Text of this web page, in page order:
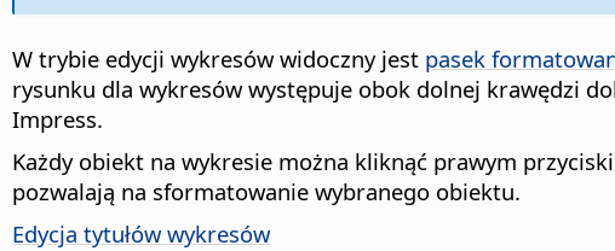
W trybie edycji wykresów widoczny jest pasek
rysunku dla wykresów występuje obok dolnej krawędzi
Impress.
Każdy obiekt na wykresie można kliknąć prawym
pozwalają na sformatowanie wybranego obiektu.
Edycja tytułów wykresów